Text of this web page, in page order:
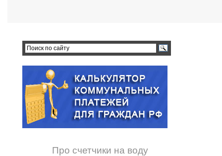
Про счетчики на воду